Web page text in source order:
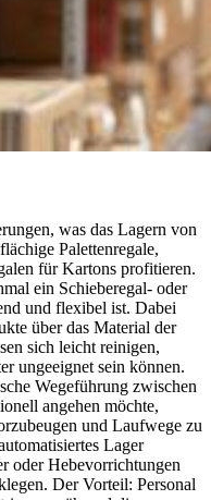
was das Lagern von
Palettenregale,
für Kartons profitieren.
ein Schieberegal- oder
und flexibel ist. Dabei
über das Material der
sich leicht reinigen,
ungeeignet sein können.
Wegeführung zwischen
angehen möchte,
und Laufwege zu
Lager
oder Hebevorrichtungen
Der Vorteil: Personal